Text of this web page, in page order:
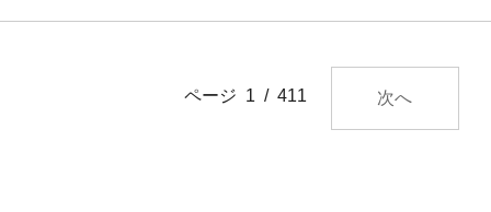
ページ 1 / 411 次へ